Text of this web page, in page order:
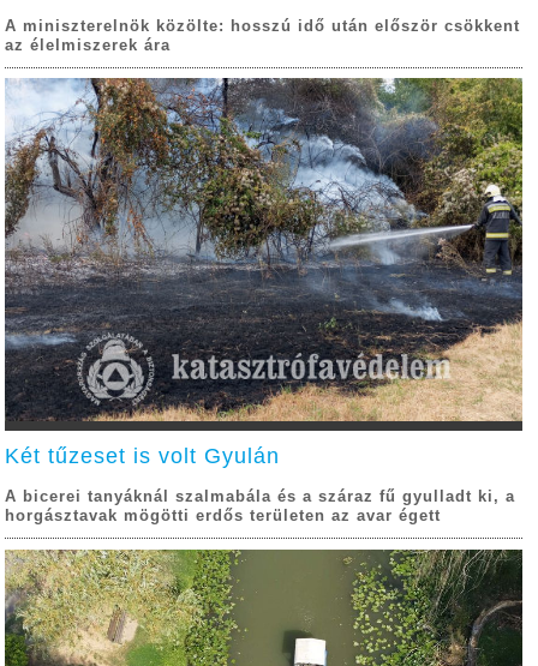
A miniszterelnök közölte: hosszú idő után először csökkent
az élelmiszerek ára
Két tűzeset is volt Gyulán
A bicerei tanyáknál szalmabála és a száraz fű gyulladt ki, a
horgásztavak mögötti erdős területen az avar égett